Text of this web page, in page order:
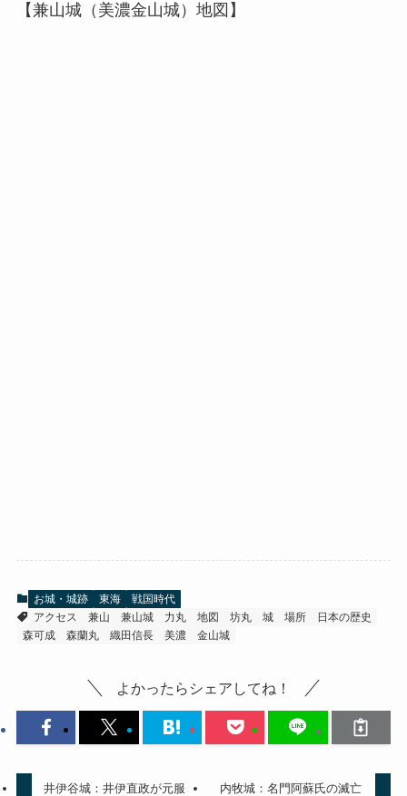
【兼山城（美濃金山城）地図】
お城・城跡 東海
戦国時代
アクセス
兼山 兼山城 力丸 地図 坊丸 城 場所
日本の歴史
森可成
森蘭丸 織田信長 美濃 金山城
よかったらシェアしてね！
井伊谷城：井伊直政が元服
内牧城：名門阿蘇氏の滅亡